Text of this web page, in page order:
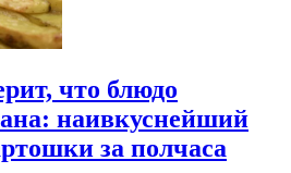
что блюдо
наивкуснейший
за полчаса